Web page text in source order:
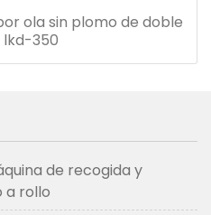
ola sin plomo de doble
350
de recogida y
a rollo